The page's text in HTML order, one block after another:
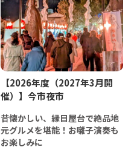
【2026年度（2027年3月開
催）】今市夜市
昔懐かしい、縁日屋台で絶品地
元グルメを堪能！お囃子演奏も
お楽しみに